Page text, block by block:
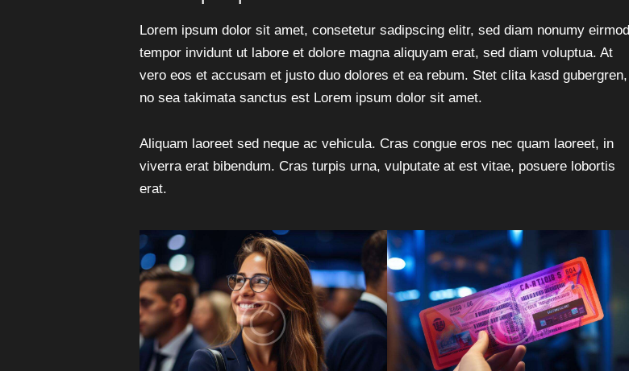
Lorem ipsum dolor sit amet, consetetur sadipscing elitr, sed diam nonumy eirmod
tempor invidunt ut labore et dolore magna aliquyam erat, sed diam voluptua. At
vero eos et accusam et justo duo dolores et ea rebum. Stet clita kasd gubergren,
no sea takimata sanctus est Lorem ipsum dolor sit amet.
Aliquam laoreet sed neque ac vehicula. Cras congue eros nec quam laoreet, in
viverra erat bibendum. Cras turpis urna, vulputate at est vitae, posuere lobortis
erat.